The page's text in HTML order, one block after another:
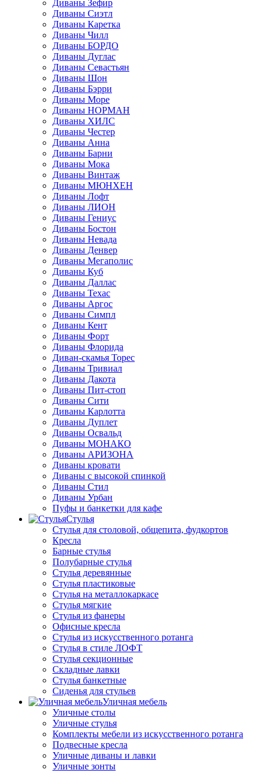
Диваны Зефир
Диваны Сиэтл
Диваны Каретка
Диваны Чилл
Диваны БОРДО
Диваны Дуглас
Диваны Севастьян
Диваны Шон
Диваны Бэрри
Диваны Море
Диваны НОРМАН
Диваны ХИЛС
Диваны Честер
Диваны Анна
Диваны Барни
Диваны Мока
Диваны Винтаж
Диваны МЮНХЕН
Диваны Лофт
Диваны ЛИОН
Диваны Гениус
Диваны Бостон
Диваны Невада
Диваны Денвер
Диваны Мегаполис
Диваны Куб
Диваны Даллас
Диваны Техас
Диваны Аргос
Диваны Симпл
Диваны Кент
Диваны Форт
Диваны Флорида
Диван-скамья Торес
Диваны Тривиал
Диваны Дакота
Диваны Пит-стоп
Диваны Сити
Диваны Карлотта
Диваны Дуплет
Диваны Освальд
Диваны МОНАКО
Диваны АРИЗОНА
Диваны кровати
Диваны с высокой спинкой
Диваны Стил
Диваны Урбан
Пуфы и банкетки для кафе
Стулья
Стулья для столовой, общепита, фудкортов
Кресла
Барные стулья
Полубарные стулья
Стулья деревянные
Стулья пластиковые
Стулья на металлокаркасе
Стулья мягкие
Стулья из фанеры
Офисные кресла
Стулья из искусственного ротанга
Стулья в стиле ЛОФТ
Стулья секционные
Складные лавки
Стулья банкетные
Сиденья для стульев
Уличная мебель
Уличные столы
Уличные стулья
Комплекты мебели из искусственного ротанга
Подвесные кресла
Уличные диваны и лавки
Уличные зонты